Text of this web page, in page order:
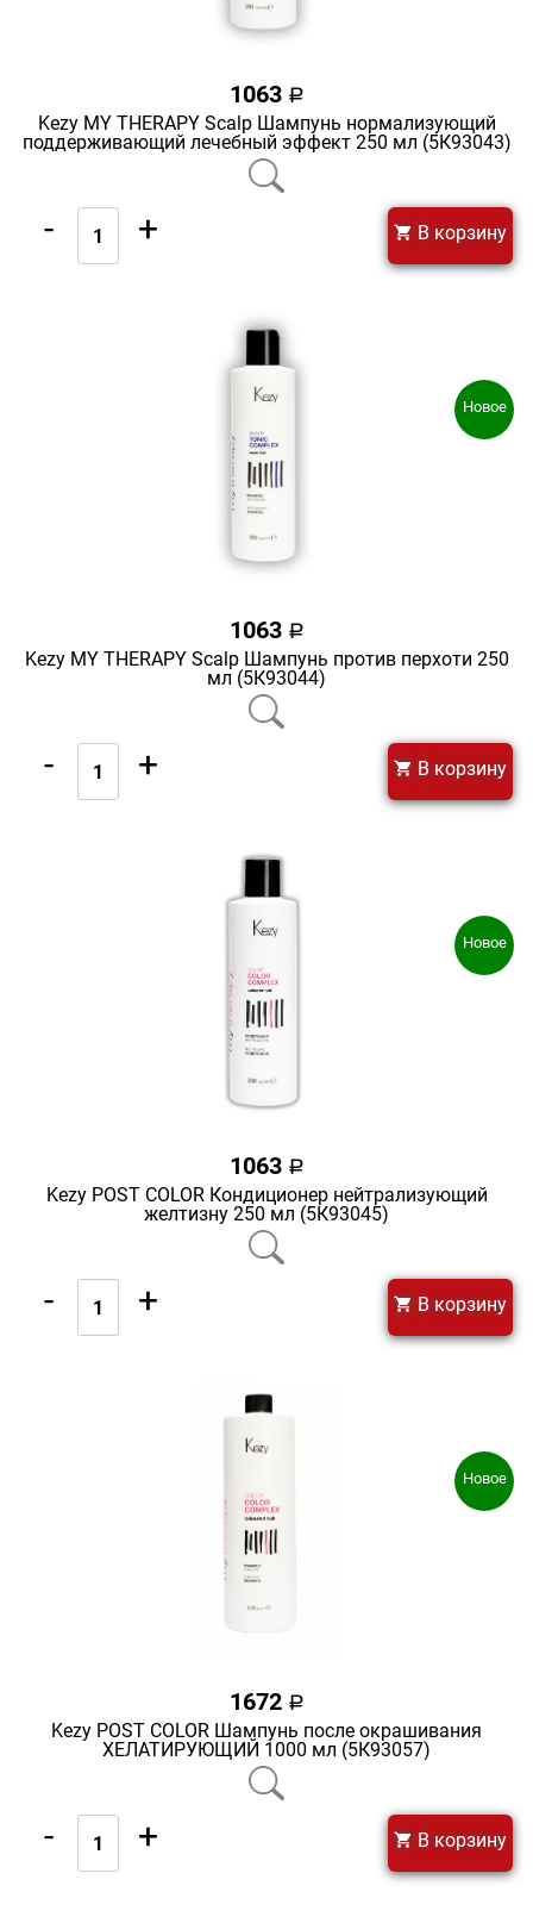
1063 a
Kezy MY THERAPY Scalp Шампунь нормализующий
поддерживающий лечебный эффект 250 мл (5К93043)
- + В корзину
Новое
1063 a
Kezy MY THERAPY Scalp Шампунь против перхоти 250
мл (5К93044)
- + В корзину
Новое
1063 a
Kezy POST COLOR Кондиционер нейтрализующий
желтизну 250 мл (5К93045)
- + В корзину
Новое
1672 a
Kezy POST COLOR Шампунь после окрашивания
ХЕЛАТИРУЮЩИЙ 1000 мл (5К93057)
- + В корзину